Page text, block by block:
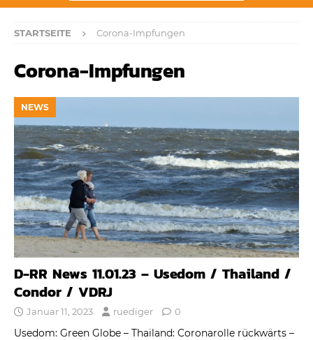
STARTSEITE Corona-Impfungen
Corona-Impfungen
NEWS
D-RR News 11.01.23 – Usedom / Thailand /
Condor / VDRJ
Januar 11, 2023 ruediger 0
Usedom: Green Globe – Thailand: Coronarolle rückwärts –